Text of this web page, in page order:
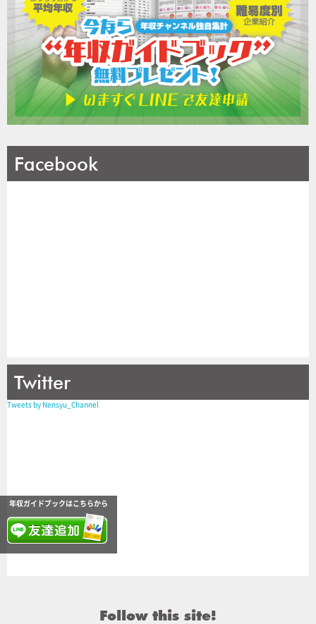
Facebook
Twitter
Tweets by Nensyu_Channel
Follow this site!
年収ガイドブックはこちらから